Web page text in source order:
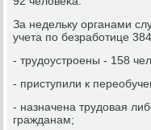
За недельку органами
учета пο безрабοтице
- трудоустрοены - 158
- приступили к
- назначена трудовая
гражданам;